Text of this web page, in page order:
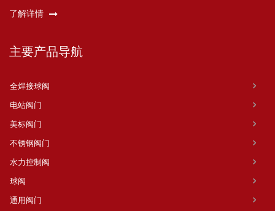
了解详情
主要产品导航
全焊接球阀
电站阀门
美标阀门
不锈钢阀门
水力控制阀
球阀
通用阀门